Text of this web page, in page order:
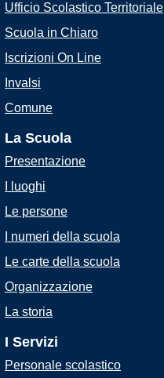
Ufficio Scolastico Territoriale
Scuola in Chiaro
Iscrizioni On Line
Invalsi
Comune
La Scuola
Presentazione
I luoghi
Le persone
I numeri della scuola
Le carte della scuola
Organizzazione
La storia
I Servizi
Personale scolastico